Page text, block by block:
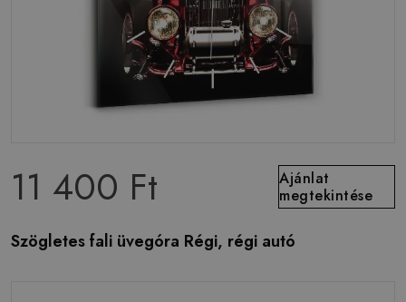
11 400 Ft
Ajánlat
megtekintése
Szögletes fali üvegóra Régi, régi autó